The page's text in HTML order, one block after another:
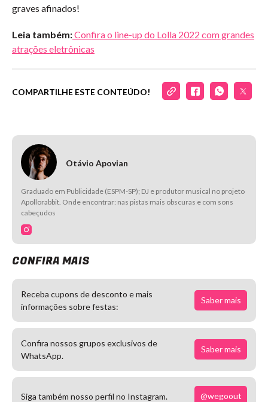
graves afinados!
Leia também:Confira o line-up do Lolla 2022 com grandes
atrações eletrônicas
COMPARTILHE ESTE CONTEÚDO!
Otávio Apovian
Graduado em Publicidade (ESPM-SP); DJ e produtor musical no projeto
Apollorabbit. Onde encontrar: nas pistas mais obscuras e com sons
cabeçudos
CONFIRA MAIS
Receba cupons de desconto e mais
informações sobre festas:
Saber mais
Confira nossos grupos exclusivos de
WhatsApp.
Saber mais
Siga também nosso perfil no Instagram. @wegoout